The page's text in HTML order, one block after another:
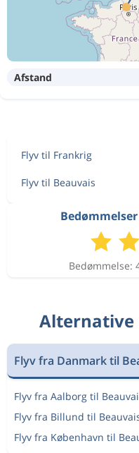
Afstand
Flyv til Frankrig
Flyv til Beauvais
Bedømmelse:
Alternative
Flyv fra Danmark til
Flyv fra Aalborg til
Flyv fra Billund til
Flyv fra København til